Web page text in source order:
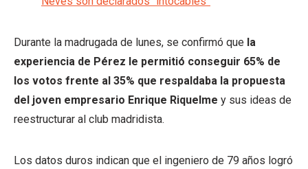
Durante la madrugada de lunes, se confirmó que la
experiencia de Pérez le permitió conseguir 65% de
los votos frente al 35% que respaldaba la propuesta
del joven empresario Enrique Riquelme y sus ideas de
reestructurar al club madridista.
Los datos duros indican que el ingeniero de 79 años logró